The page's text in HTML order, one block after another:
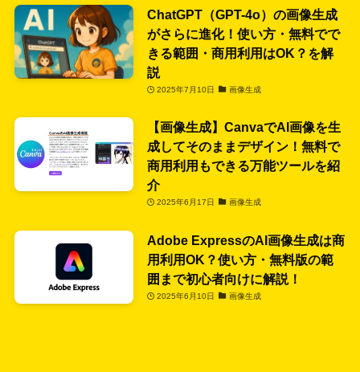
ChatGPT（GPT-4o）の画像生成
がさらに進化！使い方・無料でで
きる範囲・商用利用はOK？を解
説
2025年7月10日 画像生成
【画像生成】CanvaでAI画像を生
成してそのままデザイン！無料で
商用利用もできる万能ツールを紹
介
2025年6月17日 画像生成
Adobe ExpressのAI画像生成は商
用利用OK？使い方・無料版の範
囲まで初心者向けに解説！
2025年6月10日 画像生成